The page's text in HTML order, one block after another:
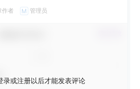
作者 M 管理员
录或注册以后才能发表评论